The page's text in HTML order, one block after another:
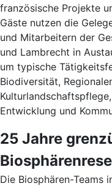
französische Projekte
Gäste nutzen die
und Mitarbeitern der
und Lambrecht in
um typische
Biodiversität,
Entwicklung und
25 Jahre
Die Biosphären-Teams